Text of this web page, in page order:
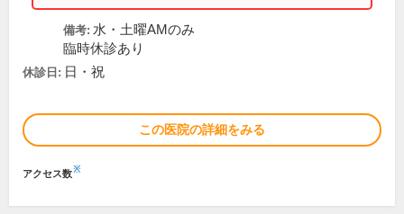
備考: 水・土曜AMのみ
臨時休診あり
休診日: 日・祝
この医院の詳細をみる
アクセス数※